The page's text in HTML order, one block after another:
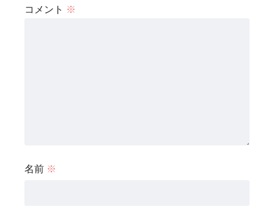
コメント ※
名前 ※